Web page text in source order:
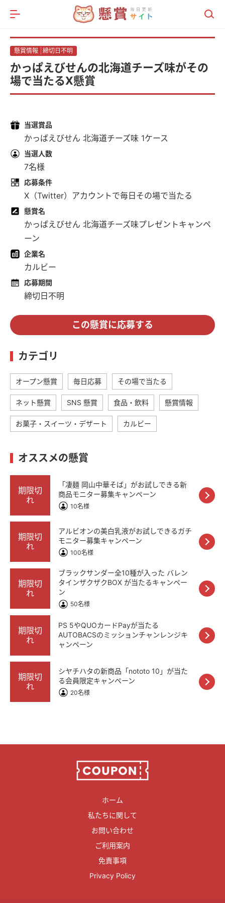
懸賞情報
ポイ活比較サイト
懸賞情報 締切日不明
かっぱえびせんの北海道チーズ味がその
場で当たるX懸賞
当選賞品
かっぱえびせん 北海道チーズ味 1ケース
当選人数
7名様
応募条件
X（Twitter）アカウントで毎日その場で当たる
懸賞名
かっぱえびせん 北海道チーズ味プレゼントキャンペ
ーン
企業名
カルビー
応募期間
締切日不明
この懸賞に応募する
カテゴリ
オープン懸賞 毎日応募 その場で当たる
ネット懸賞 SNS 懸賞 食品・飲料 懸賞情報
お菓子・スイーツ・デザート カルビー
オススメの懸賞
期限切
れ
「凄麺 岡山中華そば」がお試しできる新
商品モニター募集キャンペーン
10名様
期限切
れ
アルビオンの美白乳液がお試しできるガチ
モニター募集キャンペーン
100名様
期限切
れ
ブラックサンダー全10種が入った バレン
タインザクザクBOX が当たるキャンペー
ン
50名様
期限切
れ
PS 5やQUOカードPayが当たる
AUTOBACSのミッションチャンレンジキ
ャンペーン
期限切
れ
シヤチハタの新商品「nototo 10」が当た
る会員限定キャンペーン
20名様
ホーム
私たちに関して
お問い合わせ
ご利用案内
免責事項
Privacy Policy